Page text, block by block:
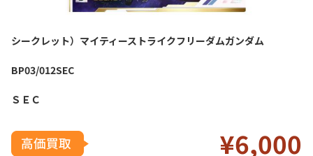
シークレット）マイティーストライクフリーダムガンダム
BP03/012SEC
ＳＥＣ
¥6,000